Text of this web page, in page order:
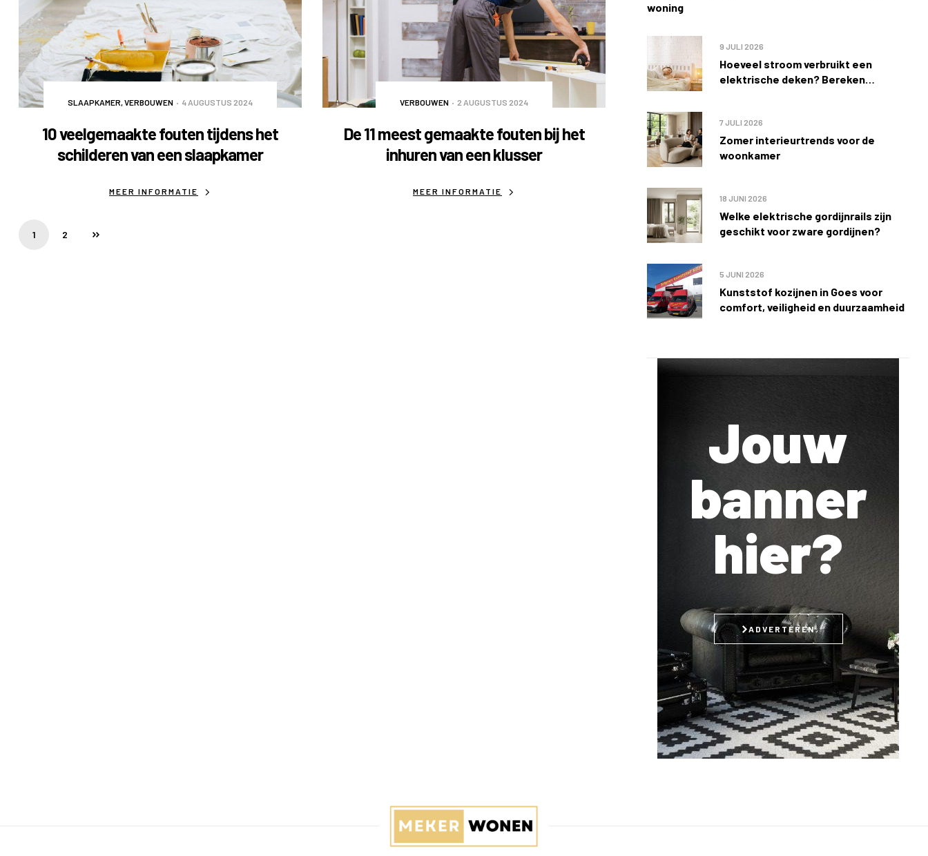
SLAAPKAMER VERBOUWEN 4 AUGUSTUS 2024
10 veelgemaakte fouten tijdens het
schilderen van een slaapkamer
MEER INFORMATIE
VERBOUWEN 2 AUGUSTUS 2024
De 11 meest gemaakte fouten bij het
inhuren van een klusser
MEER INFORMATIE
1 2
woning
Hoeveel stroom verbruikt een
elektrische deken? Bereken
9 JULI 2026
Zomer interieurtrends voor de
woonkamer
7 JULI 2026
Welke elektrische gordijnrails zijn
geschikt voor zware gordijnen?
18 JUNI 2026
Kunststof kozijnen in Goes voor
comfort, veiligheid en duurzaamheid
5 JUNI 2026
Jouw
banner
hier?
ADVERTEREN